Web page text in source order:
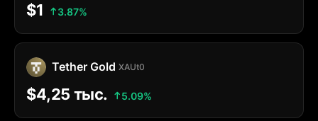
$1 3.87%
Tether Gold XAUt0
$4,25 тыс. 5.09%